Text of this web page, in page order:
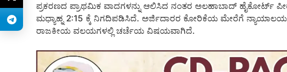
ಪ್ರಕರಣದ ಪ್ರಾಥಮಿಕ ವಾದಗಳನ್ನು ಆಲಿಸಿದ ನಂತರ ಅಲಹಾಬಾದ್ ಹೈಕೋರ್ಟ್
ಮಧ್ಯಾಹ್ನ 2:15 ಕ್ಕೆ ನಿಗದಿಪಡಿಸಿದೆ. ಅರ್ಜಿದಾರರ ಕೋರಿಕೆಯ ಮೇರೆಗೆ
ರಾಜಕೀಯ ವಲಯಗಳಲ್ಲಿ ಚರ್ಚೆಯ ವಿಷಯವಾಗಿದೆ.